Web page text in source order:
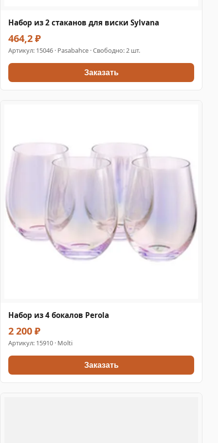
Набор из 2 стаканов для виски Sylvana
464,2 ₽
Артикул: 15046 · Pasabahce · Свободно: 2 шт.
Заказать
Набор из 4 бокалов Perola
2 200 ₽
Артикул: 15910 · Molti
Заказать